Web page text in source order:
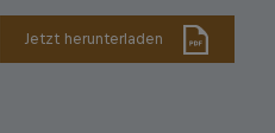
Jetzt herunterladen